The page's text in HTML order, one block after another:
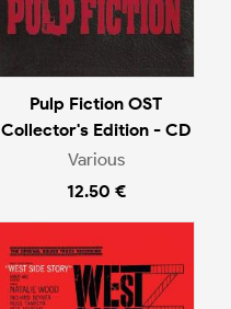
Pulp Fiction OST
Collector's Edition - CD
Various
12.50 €